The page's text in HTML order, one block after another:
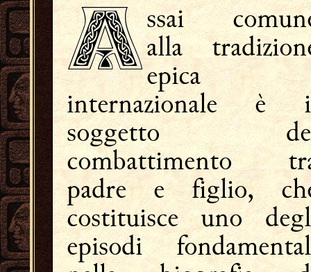
ssai
alla
epica
internazionale è
soggetto
combattimento
padre e figlio,
costituisce uno
episodi